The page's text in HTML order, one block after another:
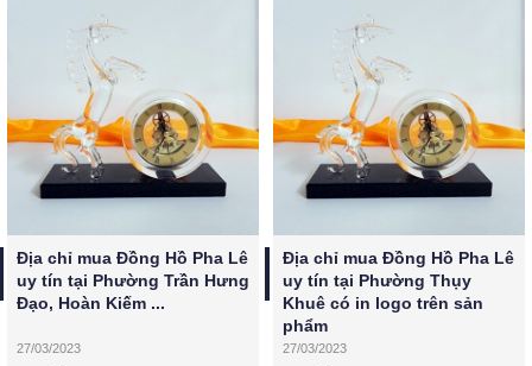
Địa chỉ mua Đồng Hồ Pha Lê
uy tín tại Phường Trần Hưng
Đạo, Hoàn Kiếm ...
27/03/2023
Địa chỉ mua Đồng Hồ Pha Lê
uy tín tại Phường Thụy
Khuê có in logo trên sản
phẩm
27/03/2023